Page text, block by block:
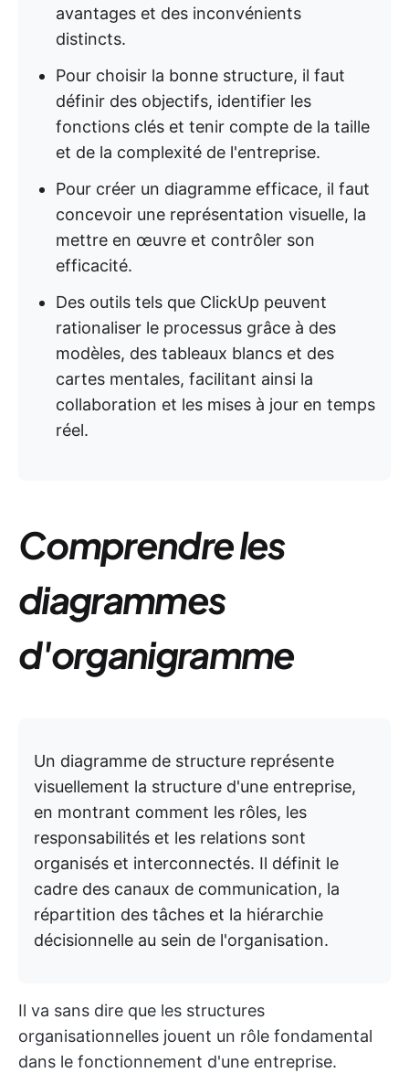
avantages et des inconvénients
distincts.
Pour choisir la bonne structure, il faut
définir des objectifs, identifier les
fonctions clés et tenir compte de la taille
et de la complexité de l'entreprise.
Pour créer un diagramme efficace, il faut
concevoir une représentation visuelle, la
mettre en œuvre et contrôler son
efficacité.
Des outils tels que ClickUp peuvent
rationaliser le processus grâce à des
modèles, des tableaux blancs et des
cartes mentales, facilitant ainsi la
collaboration et les mises à jour en temps
réel.
Comprendre les
diagrammes
d'organigramme
Un diagramme de structure représente
visuellement la structure d'une entreprise,
en montrant comment les rôles, les
responsabilités et les relations sont
organisés et interconnectés. Il définit le
cadre des canaux de communication, la
répartition des tâches et la hiérarchie
décisionnelle au sein de l'organisation.
Il va sans dire que les structures
organisationnelles jouent un rôle fondamental
dans le fonctionnement d'une entreprise.